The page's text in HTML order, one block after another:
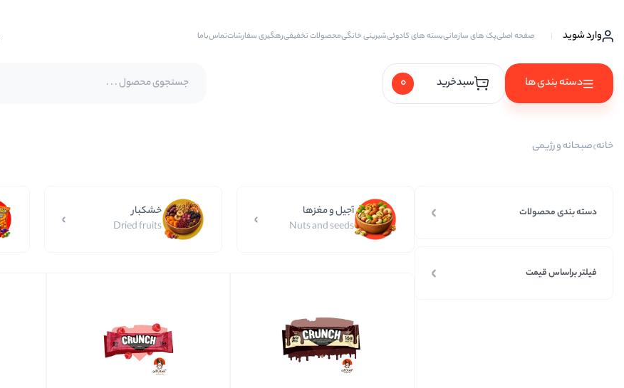
وارد شوید صفحه اصلیپک های سازمانیبسته های کادوئیشیرینی خانگیمحصولات تخفیفیرهگیری سفارشاتتماس‌با‌ما
دسته بندی ها
آجیل سه مغز
بادام هندی
بادام درختی
سبدخرید 0
خانه صبحانه و رژیمی
دسته بندی محصولات
فیلتر براساس قیمت
آجیل و مغزها
Nuts and seeds
خشکبار
Dried fruits